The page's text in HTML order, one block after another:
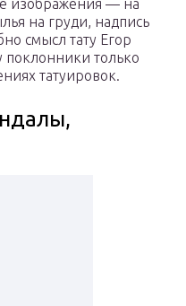
изображения — на
на груди, надпись
смысл тату Егор
поклонники только
татуировок.